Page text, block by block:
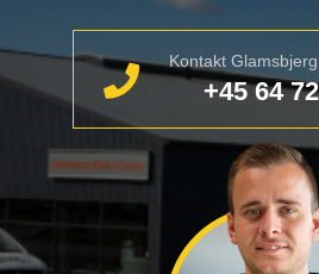
Kontakt
+45 64